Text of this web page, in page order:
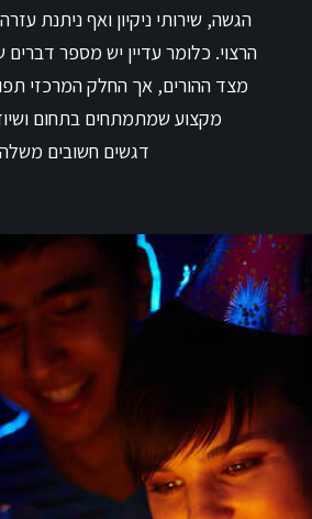
הגשה, שירותי ניקיון ואף ניתנת
הרצוי. כלומר עדיין יש מספר
מצד ההורים, אך החלק המרכזי
מקצוע שמתמתחים בתחום
דגשים חשובים